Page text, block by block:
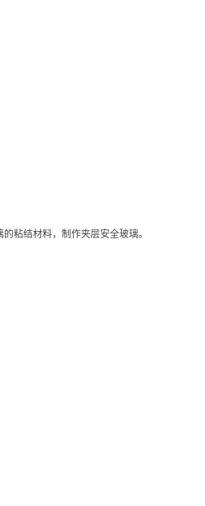
粘结材料，制作夹层安全玻璃。